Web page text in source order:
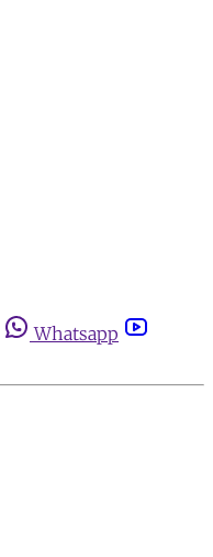
Whatsapp